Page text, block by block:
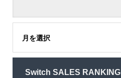
月を選択
Switch SALES RANKING